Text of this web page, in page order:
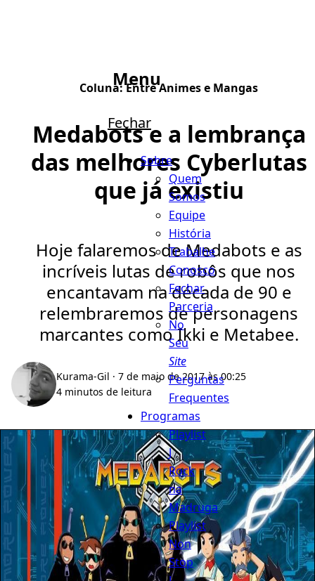
Menu
Fechar
Sobre
Quem
Somos
Equipe
História
Trabalhe
Conosco
Fechar
Parceria
No
Seu
Site
Perguntas
Frequentes
Programas
Playlist
J
Rock
na
Madruga
Playlist
Non
Stop
Coluna:Entre Animes e Mangas
Medabots e a lembrança
das melhores Cyberlutas
que já existiu
Hoje falaremos de Medabots e as
incríveis lutas de robôs que nos
encantavam na década de 90 e
relembraremos de personagens
marcantes como Ikki e Metabee.
Kurama-Gil · 7 de maio de 2017 às 00:25
4 minutos de leitura